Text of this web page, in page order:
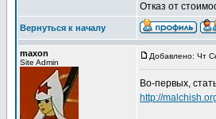
Отказ от
Вернуться к началу
maxon
Site Admin
Добавлено: Чт
Во-первых,
http://